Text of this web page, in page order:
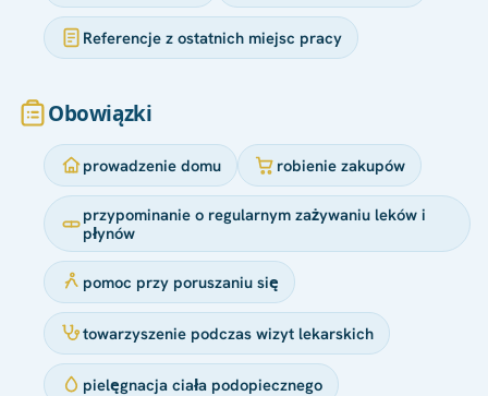
Referencje z ostatnich miejsc pracy
Obowiązki
prowadzenie domu robienie zakupów
przypominanie o regularnym zażywaniu leków i
płynów
pomoc przy poruszaniu się
towarzyszenie podczas wizyt lekarskich
pielęgnacja ciała podopiecznego